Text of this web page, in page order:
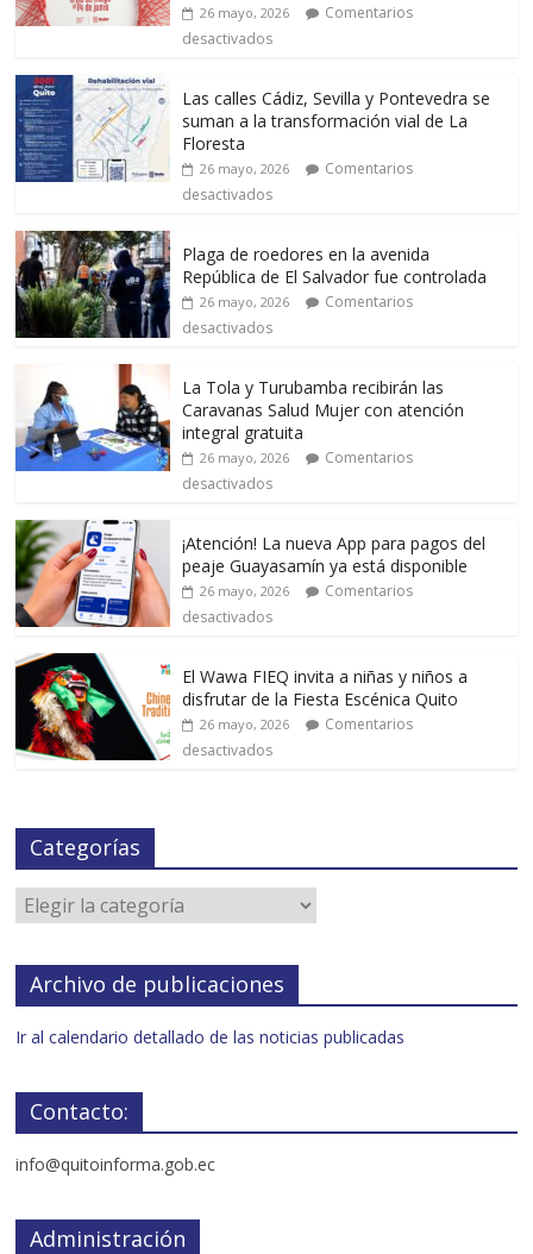
26 mayo, 2026
Comentarios
desactivados
Las calles Cádiz, Sevilla y Pontevedra se
suman a la transformación vial de La
Floresta
26 mayo, 2026
Comentarios
desactivados
Plaga de roedores en la avenida
República de El Salvador fue controlada
26 mayo, 2026
Comentarios
desactivados
La Tola y Turubamba recibirán las
Caravanas Salud Mujer con atención
integral gratuita
26 mayo, 2026
Comentarios
desactivados
¡Atención! La nueva App para pagos del
peaje Guayasamín ya está disponible
26 mayo, 2026
Comentarios
desactivados
El Wawa FIEQ invita a niñas y niños a
disfrutar de la Fiesta Escénica Quito
26 mayo, 2026
Comentarios
desactivados
Categorías
Archivo de publicaciones
Ir al calendario detallado de las noticias publicadas
Contacto:
info@quitoinforma.gob.ec
Administración